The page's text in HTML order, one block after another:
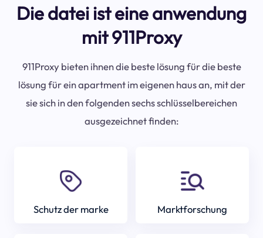
Die datei ist eine anwendung
mit 911Proxy
911Proxy bieten ihnen die beste lösung für die beste
lösung für ein apartment im eigenen haus an, mit der
sie sich in den folgenden sechs schlüsselbereichen
ausgezeichnet finden:
Schutz der marke Marktforschung